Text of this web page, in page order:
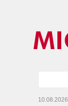
10.08.2026